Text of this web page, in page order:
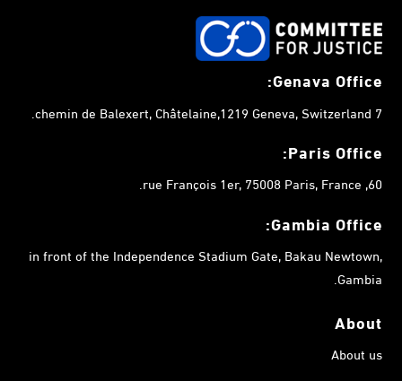
Genava Office:
7 chemin de Balexert, Châtelaine,1219 Geneva, Switzerland.
Paris Office:
60, rue François 1er, 75008 Paris, France.
Gambia Office:
in front of the Independence Stadium Gate, Bakau Newtown,
Gambia.
About
About us